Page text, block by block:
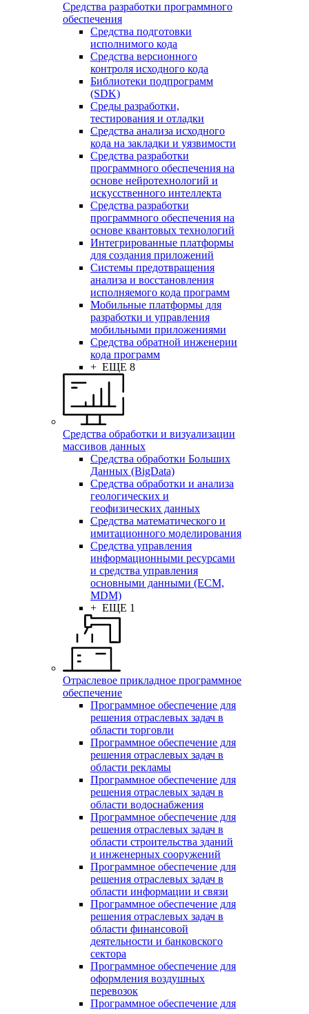
Средства разработки программного
обеспечения
Средства подготовки
исполнимого кода
Средства версионного
контроля исходного кода
Библиотеки подпрограмм
(SDK)
Среды разработки,
тестирования и отладки
Средства анализа исходного
кода на закладки и уязвимости
Средства разработки
программного обеспечения на
основе нейротехнологий и
искусственного интеллекта
Средства разработки
программного обеспечения на
основе квантовых технологий
Интегрированные платформы
для создания приложений
Системы предотвращения
анализа и восстановления
исполняемого кода программ
Мобильные платформы для
разработки и управления
мобильными приложениями
Средства обратной инженерии
кода программ
+ ЕЩЕ 8
Средства обработки и визуализации
массивов данных
Средства обработки Больших
Данных (BigData)
Средства обработки и анализа
геологических и
геофизических данных
Средства математического и
имитационного моделирования
Средства управления
информационными ресурсами
и средства управления
основными данными (ECM,
MDM)
+ ЕЩЕ 1
Отраслевое прикладное программное
обеспечение
Программное обеспечение для
решения отраслевых задач в
области торговли
Программное обеспечение для
решения отраслевых задач в
области рекламы
Программное обеспечение для
решения отраслевых задач в
области водоснабжения
Программное обеспечение для
решения отраслевых задач в
области строительства зданий
и инженерных сооружений
Программное обеспечение для
решения отраслевых задач в
области информации и связи
Программное обеспечение для
решения отраслевых задач в
области финансовой
деятельности и банковского
сектора
Программное обеспечение для
оформления воздушных
перевозок
Программное обеспечение для